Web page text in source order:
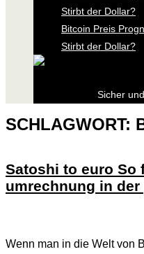
Stirbt der Dollar?
Bitcoin Preis
Stirbt der Dollar?
Sicher
SCHLAGWORT:
Satoshi to euro So
umrechnung in der
Wenn man in die Welt von